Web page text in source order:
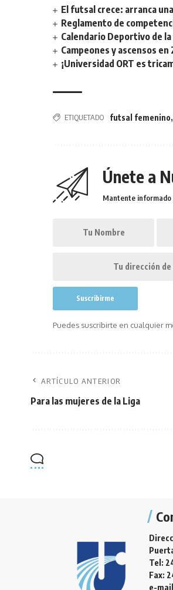
El futsal crece: arranca
Reglamento de
Calendario Deportivo de
Campeones y ascensos
¡Universidad ORT es
ETIQUETADO futsal femenino,
Únete a
Mantente informado
Puedes suscribirte en cualquier
ARTÍCULO ANTERIOR
Para las mujeres de la Liga
Tel:
Fax:
e-